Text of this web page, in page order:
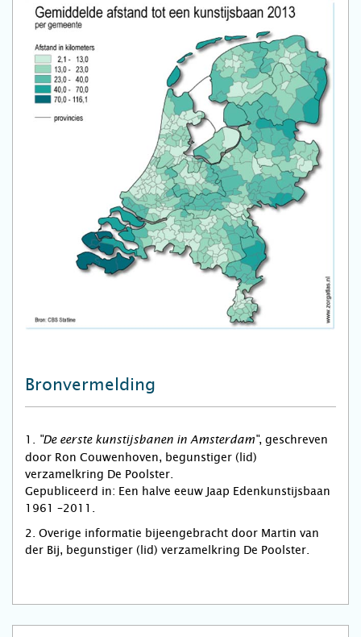
Bronvermelding
1. "De eerste kunstijsbanen in Amsterdam", geschreven
door Ron Couwenhoven, begunstiger (lid)
verzamelkring De Poolster.
Gepubliceerd in: Een halve eeuw Jaap Edenkunstijsbaan
1961 –2011.
2. Overige informatie bijeengebracht door Martin van
der Bij, begunstiger (lid) verzamelkring De Poolster.